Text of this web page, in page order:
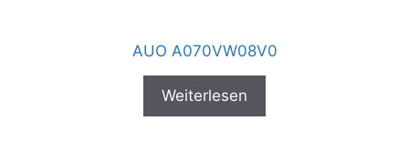
AUO A070VW08V0
Weiterlesen